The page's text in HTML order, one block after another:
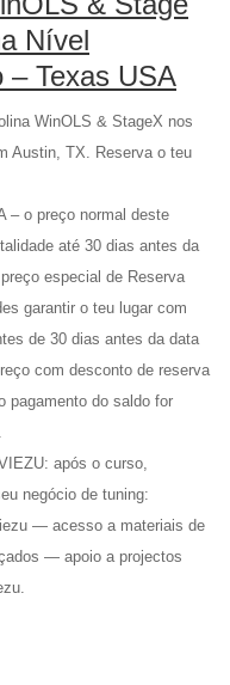
Nível
– Texas USA
WinOLS & StageX nos
Austin, TX. Reserva o teu
– o preço normal deste
até 30 dias antes da
especial de Reserva
garantir o teu lugar com
de 30 dias antes da data
com desconto de reserva
pagamento do saldo for
após o curso,
negócio de tuning:
— acesso a materiais de
— apoio a projectos